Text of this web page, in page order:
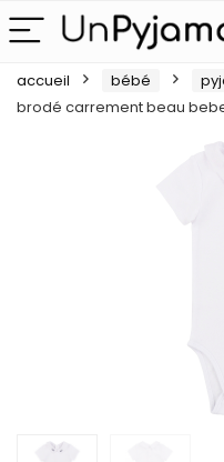
accueil bébé
brodé carrement beau